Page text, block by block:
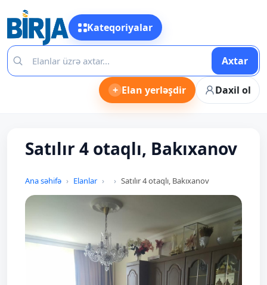
Kateqoriyalar
Axtar
+ Elan yerləşdir Daxil ol
Satılır 4 otaqlı, Bakıxanov
Ana səhifə Elanlar Satılır 4 otaqlı, Bakıxanov